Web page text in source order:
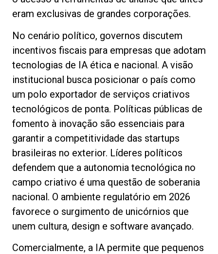
eram exclusivas de grandes corporações.
No cenário político, governos discutem
incentivos fiscais para empresas que adotam
tecnologias de IA ética e nacional. A visão
institucional busca posicionar o país como
um polo exportador de serviços criativos
tecnológicos de ponta. Políticas públicas de
fomento à inovação são essenciais para
garantir a competitividade das startups
brasileiras no exterior. Líderes políticos
defendem que a autonomia tecnológica no
campo criativo é uma questão de soberania
nacional. O ambiente regulatório em 2026
favorece o surgimento de unicórnios que
unem cultura, design e software avançado.
Comercialmente, a IA permite que pequenos